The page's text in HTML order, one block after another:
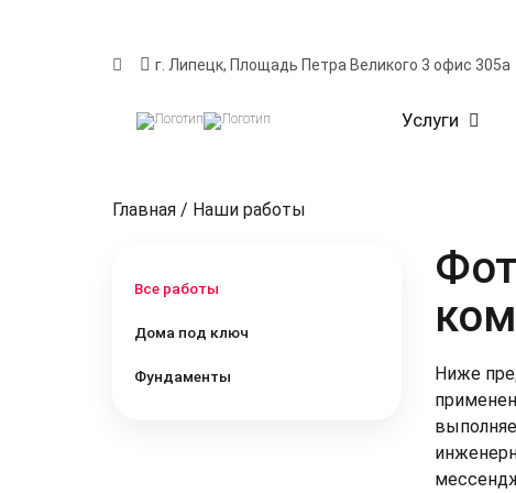
г. Липецк, Площадь Петра Великого 3 офис 305а
Услуги
Главная / Наши работы
Все работы
Дома под ключ
Фундаменты
Ниже
Дом
Стены
Кровля
Дом